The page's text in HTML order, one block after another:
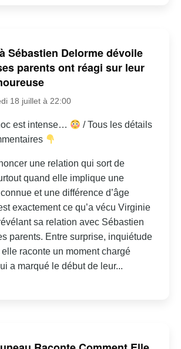
Sébastien Delorme dévoile
parents ont réagi sur leur
18 juillet à 22:00
est intense…
/ Tous les détails
une relation qui sort de
quand elle implique une
et une différence d’âge
exactement ce qu’a vécu Virginie
sa relation avec Sébastien
parents. Entre surprise, inquiétude
raconte un moment chargé
a marqué le début de leur...